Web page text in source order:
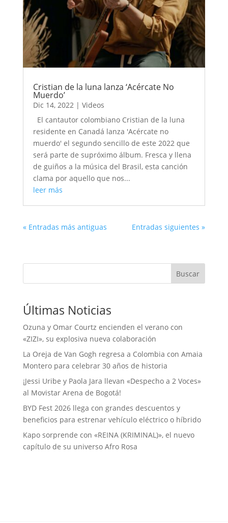
Cristian de la luna lanza ‘Acércate No
Muerdo’
Dic 14, 2022| Videos
El cantautor colombiano Cristian de la luna
residente en Canadá lanza 'Acércate no
muerdo' el segundo sencillo de este 2022 que
será parte de supróximo álbum. Fresca y llena
de guiños a la música del Brasil, esta canción
clama por aquello que nos...
leer más
« Entradas más antiguas Entradas siguientes »
Buscar
Últimas Noticias
Ozuna y Omar Courtz encienden el verano con
«ZIZI», su explosiva nueva colaboración
La Oreja de Van Gogh regresa a Colombia con Amaia
Montero para celebrar 30 años de historia
¡Jessi Uribe y Paola Jara llevan «Despecho a 2 Voces»
al Movistar Arena de Bogotá!
BYD Fest 2026 llega con grandes descuentos y
beneficios para estrenar vehículo eléctrico o híbrido
Kapo sorprende con «REINA (KRIMINAL)», el nuevo
capítulo de su universo Afro Rosa